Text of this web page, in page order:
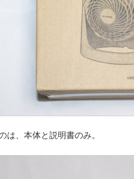
は、本体と説明書のみ。